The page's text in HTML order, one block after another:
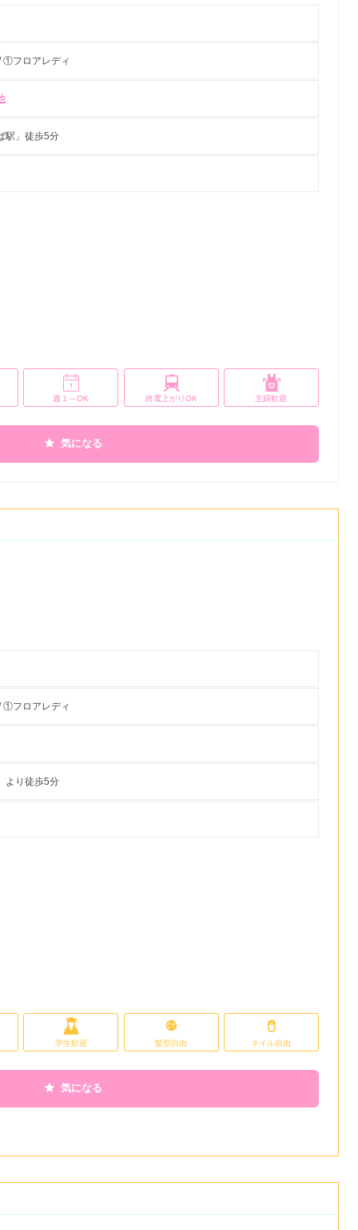
①フロアレディ
駅」徒歩5分
週１～OK 終電上がりOK 主婦歓迎
気になる
①フロアレディ
より徒歩5分
学生歓迎 髪型自由 ネイル自由
気になる